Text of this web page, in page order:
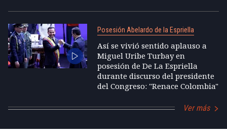
Posesión Abelardo de la Espriella
Así se vivió sentido aplauso a
Miguel Uribe Turbay en
posesión de De La Espriella
durante discurso del presidente
del Congreso: "Renace Colombia"
Ver más